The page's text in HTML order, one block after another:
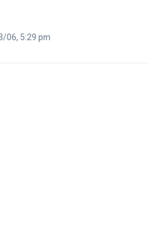
06, 5:29 pm